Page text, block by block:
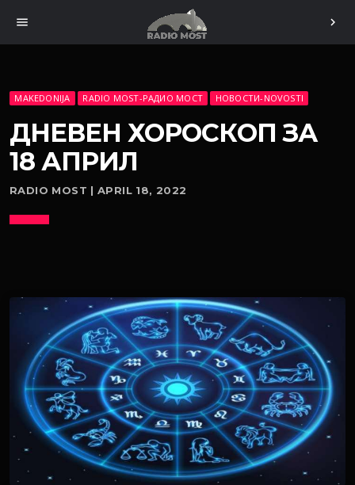
menu chevron_right
MAKEDONIJA RADIO MOST-РАДИО МОСТ НОВОСТИ-NOVOSTI
ДНЕВЕН ХОРОСКОП ЗА
18 АПРИЛ
RADIO MOST | APRIL 18, 2022